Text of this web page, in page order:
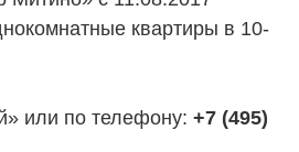
квартиры в 10-
или по телефону: ‎‎+7 (495)